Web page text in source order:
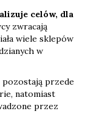
celów, dla
zwracają
wiele sklepów
w
pozostają przede
natomiast
przez